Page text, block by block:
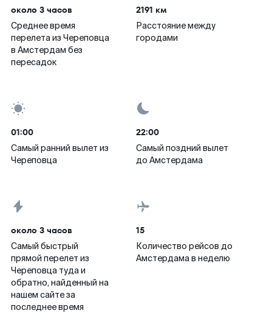
около 3 часов
Среднее время
перелета из Череповца
в Амстердам без
пересадок
2191 км
Расстояние между
городами
01:00
Самый ранний вылет из
Череповца
22:00
Самый поздний вылет
до Амстердама
около 3 часов
Самый быстрый
прямой перелет из
Череповца туда и
обратно, найденный на
нашем сайте за
последнее время
15
Количество рейсов до
Амстердама в неделю